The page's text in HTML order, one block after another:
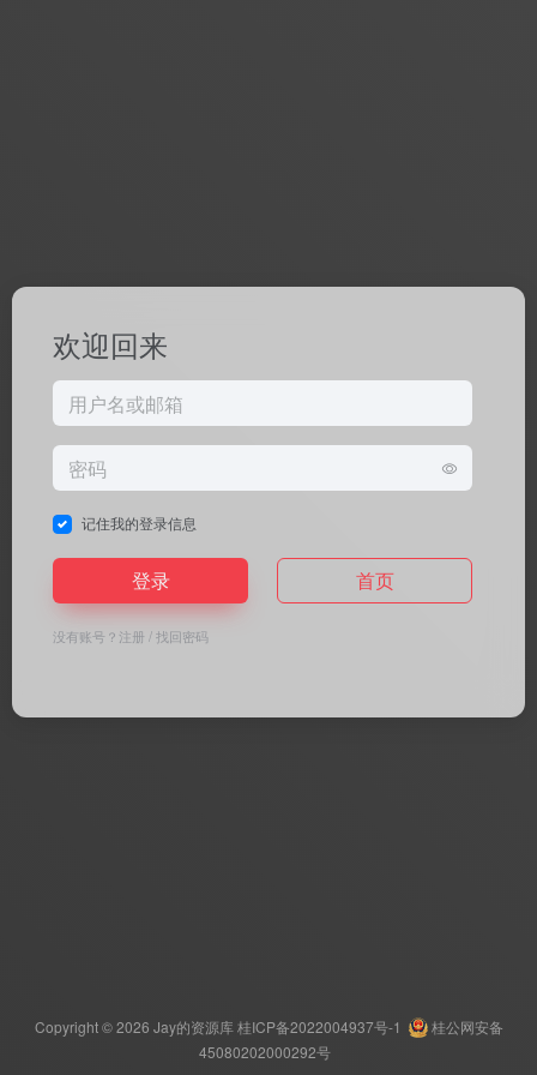
欢迎回来
记住我的登录信息
登录 首页
没有账号？ 注册 /找回密码
Copyright © 2026 Jay的资源库 桂ICP备2022004937号-1
桂公网安备
45080202000292号